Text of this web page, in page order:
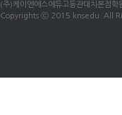
(주)케이엔에스에듀고등관대치본
Copyrights ⓒ 2015 knsedu. All